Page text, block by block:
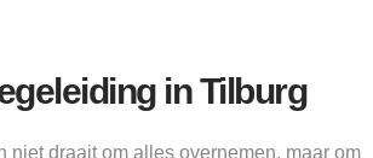
in Tilburg
draait om alles overnemen, maar om